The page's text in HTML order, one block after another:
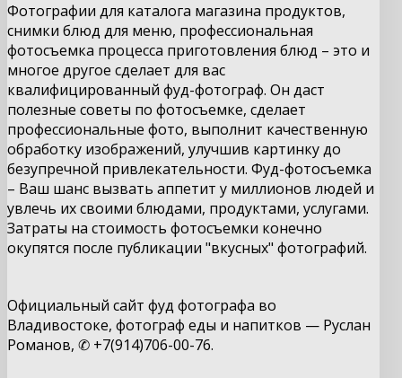
Фотографии для каталога магазина продуктов,
снимки блюд для меню, профессиональная
фотосъемка процесса приготовления блюд – это и
многое другое сделает для вас
квалифицированный фуд-фотограф. Он даст
полезные советы по фотосъемке, сделает
профессиональные фото, выполнит качественную
обработку изображений, улучшив картинку до
безупречной привлекательности. Фуд-фотосъемка
– Ваш шанс вызвать аппетит у миллионов людей и
увлечь их своими блюдами, продуктами, услугами.
Затраты на стоимость фотосъемки конечно
окупятся после публикации "вкусных" фотографий.
Официальный сайт фуд фотографа во
Владивостоке, фотограф еды и напитков — Руслан
Романов, ✆ +7(914)706-00-76.